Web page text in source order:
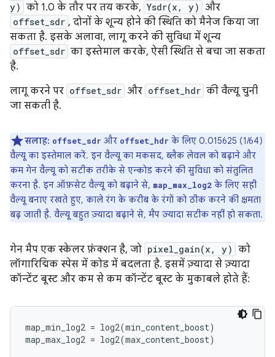
y) को 1.0 के तौर पर तय करके, Ysdr(x, y) और
offset_sdr , दोनों के शून्य होने की स्थिति को मैनेज किया जा
सकता है. इसके अलावा, लागू करने की सुविधा में शून्य
offset_sdr का इस्तेमाल करके, ऐसी स्थिति से बचा जा सकता
है.
लागू करने पर offset_sdr और offset_hdr की वैल्यू चुनी
जा सकती है.
सलाह: offset_sdr और offset_hdr के लिए 0.015625 (1/64)
वैल्यू का इस्तेमाल करें. इन वैल्यू का मकसद, ब्लैक लेवल को बढ़ाने और
कम गेन वैल्यू को सटीक तरीके से एन्कोड करने की सुविधा को संतुलित
करना है. इन ऑफ़सेट वैल्यू को बढ़ाने से, map_max_log2 के लिए सही
वैल्यू बनाए रखते हुए, काले रंग के करीब के रंगों को ठीक करने की क्षमता
बढ़ जाती है. वैल्यू बहुत ज़्यादा बढ़ाने से, मैप ज़्यादा सटीक नहीं हो सकता.
गेन मैप एक स्केलर फ़ंक्शन है, जो pixel_gain(x, y) को
लॉगारिद्मिक स्पेस में कोड में बदलता है. इसमें ज़्यादा से ज़्यादा
कॉन्टेंट बूस्ट और कम से कम कॉन्टेंट बूस्ट के मुकाबले होते हैं:
map_min_log2 = log2(min_content_boost)
map_max_log2 = log2(max_content_boost)